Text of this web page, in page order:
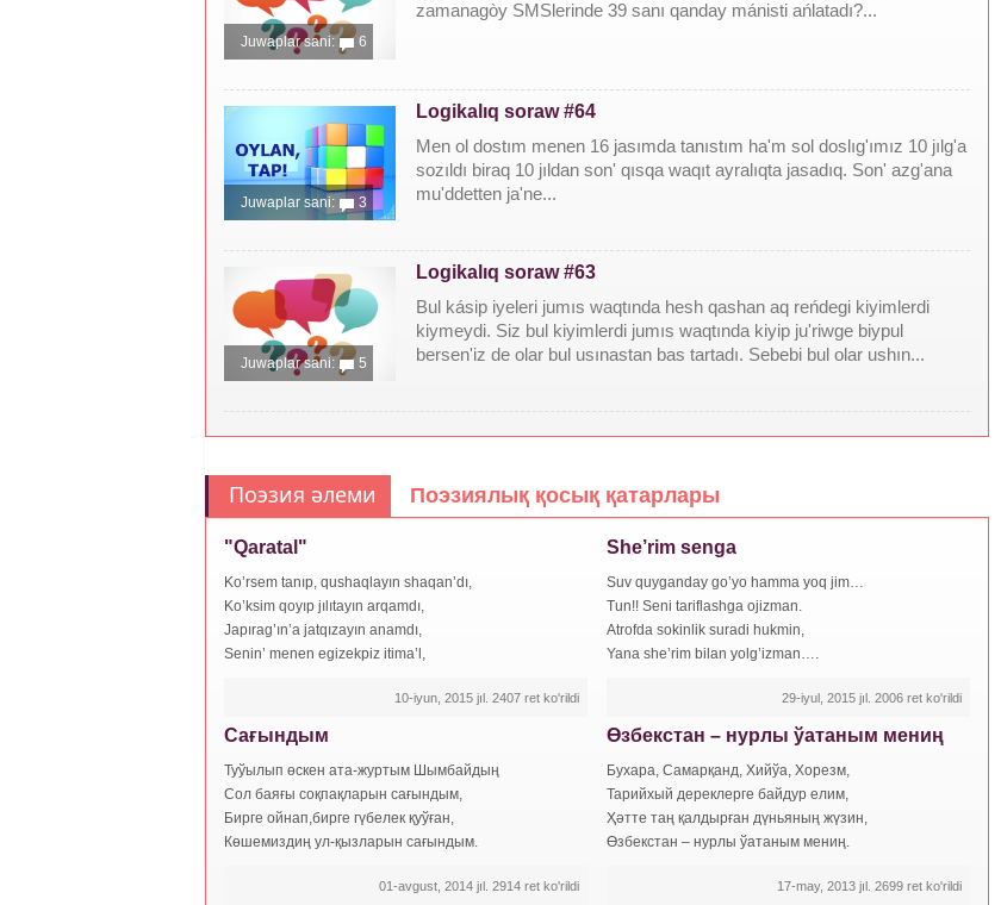
Juwaplar sani: 6
zamanagòy SMSlerinde 39 sanı qanday mánisti ańlatadı?...
Juwaplar sani: 3
Logikalıq soraw #64
Men ol dostım menen 16 jasımda tanıstım ha'm sol doslıg'ımız 10 jılg'a
sozıldı biraq 10 jıldan son' qısqa waqıt ayralıqta jasadıq. Son' azg'ana
mu'ddetten ja'ne...
Juwaplar sani: 5
Logikalıq soraw #63
Bul kásip iyeleri jumıs waqtında hesh qashan aq reńdegi kiyimlerdi
kiymeydi. Siz bul kiyimlerdi jumıs waqtında kiyip ju'riwge biypul
bersen'iz de olar bul usınastan bas tartadı. Sebebi bul olar ushın...
Поэзия әлеми Поэзиялық қосық қатарлары
"Qaratal"
Ko’rsem tanıp, qushaqlayın shaqan’dı,
Ko’ksim qoyıp jılıtayın arqamdı,
Japırag’ın’a jatqızayın anamdı,
Senin’ menen egizekpiz itima’l,
10-iyun, 2015 jıl. 2407 ret ko'rildi
She’rim senga
Suv quyganday go’yo hamma yoq jim…
Tun!! Seni tariflashga ojizman.
Atrofda sokinlik suradi hukmin,
Yana she’rim bilan yolg’izman….
29-iyul, 2015 jıl. 2006 ret ko'rildi
Сағындым
Туўылып өскен ата-журтым Шымбайдың
Сол баяғы соқпақларын сағындым,
Бирге ойнап,бирге гүбелек қуўған,
Көшемиздиң ул-қызларын сағындым.
01-avgust, 2014 jıl. 2914 ret ko'rildi
Өзбекстан – нурлы ўатаным мениң
Бухара, Самарқанд, Хийўа, Хорезм,
Тарийхый дереклерге байдур елим,
Ҳәтте таң қалдырған дүньяның жүзин,
Өзбекстан – нурлы ўатаным мениң.
17-may, 2013 jıl. 2699 ret ko'rildi